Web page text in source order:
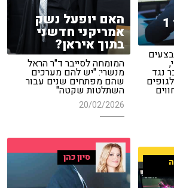
הנתקפת מספר 1
נגד
האם יופעל נשק
אמריקני חדשני
בתוך איראן?
המומחה לסייבר ד"ר הראל
מנשרי: "יש להם מערכים
שהם מפתחים שנים עבור
השתלטות שקטה"
20/02/2026
סיון כהן